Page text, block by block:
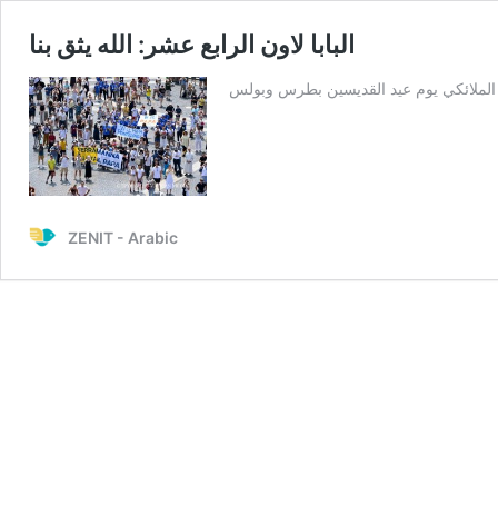
البابا لاون الرابع عشر: الله يثق بنا
يوم عيد القديسين بطرس وبولس
ZENIT - Arabic